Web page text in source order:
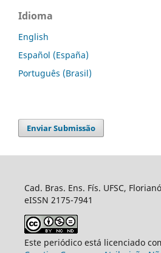
Idioma
English
Español (España)
Português (Brasil)
Enviar Submissão
Cad. Bras. Ens. Fís. UFSC,
eISSN 2175-7941
Este periódico está licenciado